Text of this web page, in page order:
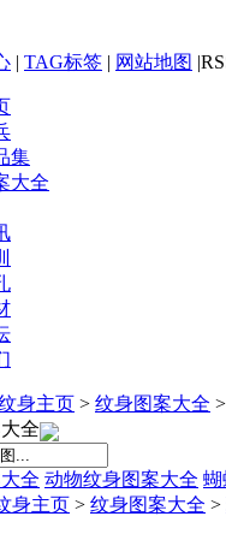
| TAG标签 | 网站地图
集
大全
身主页 > 纹身图案大全 >
全
全 动物纹身图案大全 蝴
身主页 > 纹身图案大全 >